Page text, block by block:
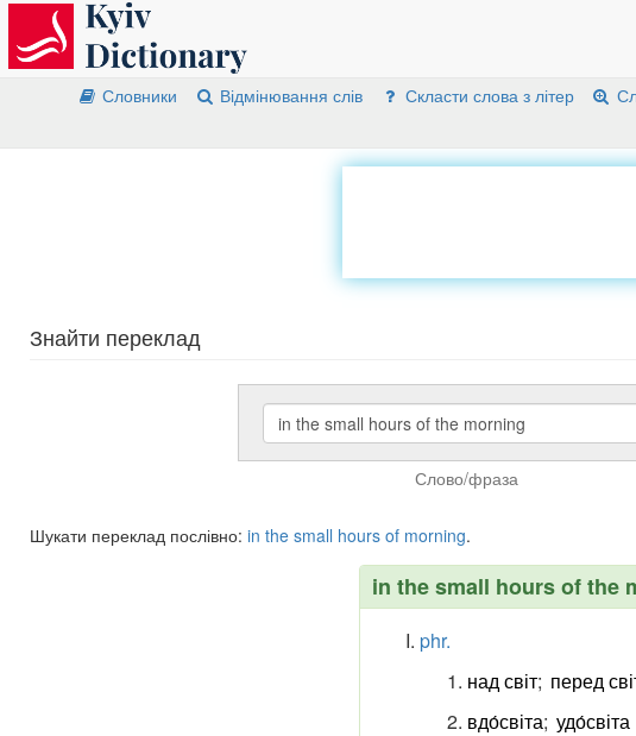
Словники Відмінювання слів Скласти слова з літер
Знайти переклад
Слово/фраза
Шукати переклад послівно: in the small hours of morning.
in the small hours of the
phr.
над світ; перед
вдо́світа; удо́світа